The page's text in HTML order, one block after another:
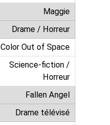
Maggie
Drame / Horreur
Color Out of Space
Science-fiction /
Horreur
Fallen Angel
Drame télévisé